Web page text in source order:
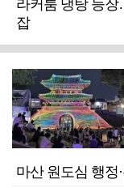
라커룸 냉탕 등
잡
마산 원도심 행정